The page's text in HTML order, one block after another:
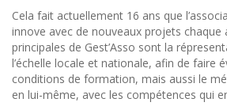
Cela fait actuellement 16 ans que
innove avec de nouveaux projets chaque
principales de Gest’Asso sont la
l’échelle locale et nationale, afin de faire
conditions de formation, mais aussi le
en lui-même, avec les compétences qui